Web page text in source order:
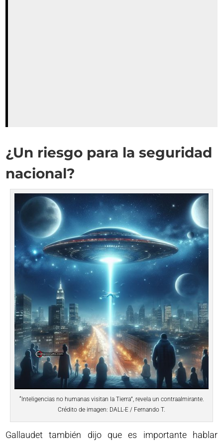
¿Un riesgo para la seguridad
nacional?
“Inteligencias no humanas visitan la Tierra”, revela un contraalmirante.
Crédito de imagen: DALL-E / Fernando T.
Gallaudet también dijo que es importante hablar